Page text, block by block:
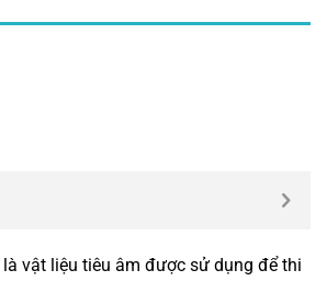
vật liệu tiêu âm được sử dụng để thi